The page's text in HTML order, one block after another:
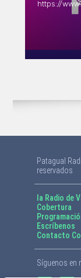
https://
Patagual
reservados
la Radio de
Cobertura
Escríbenos
Contacto
Síguenos en